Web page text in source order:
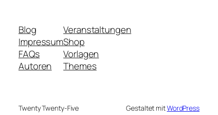
Blog
Impressum
FAQs
Autoren
Veranstaltungen
Shop
Vorlagen
Themes
Twenty Twenty-Five Gestaltet mitWordPress